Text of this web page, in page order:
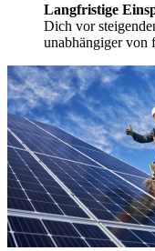
Langfristige
Dich vor
unabhängiger von